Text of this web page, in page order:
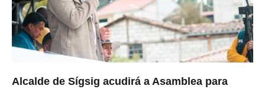
Alcalde de Sígsig acudirá a Asamblea para